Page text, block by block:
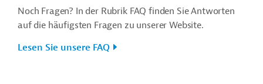
Noch Fragen? In der Rubrik FAQ finden Sie Antworten
auf die häufigsten Fragen zu unserer Website.
Lesen Sie unsere FAQ